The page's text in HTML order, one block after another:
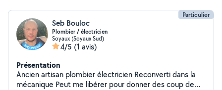
Particulier
Seb Bouloc
Plombier / électricien
Soyaux (Soyaux Sud)
4/5 (1 avis)
Présentation
Ancien artisan plombier électricien Reconverti dans la
mécanique Peut me libérer pour donner des coup de